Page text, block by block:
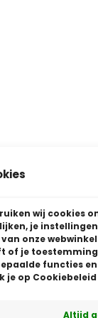
wij cookies
je
onze
of je
functies en
je op Cookiebeleid
Altijd